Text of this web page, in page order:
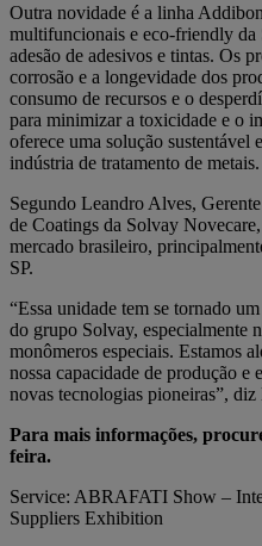
Outra novidade é a linha
multifuncionais e eco-friendly da
adesão de adesivos e tintas. Os
corrosão e a longevidade dos
consumo de recursos e o
para minimizar a toxicidade e o
oferece uma solução sustentável
indústria de tratamento de metais.
Segundo Leandro Alves,
de Coatings da Solvay
mercado brasileiro,
SP.
“Essa unidade tem se tornado
do grupo Solvay, especialmente
monômeros especiais. Estamos
nossa capacidade de produção e
novas tecnologias pioneiras”,
Para mais informações,
feira.
Service: ABRAFATI Show –
Suppliers Exhibition